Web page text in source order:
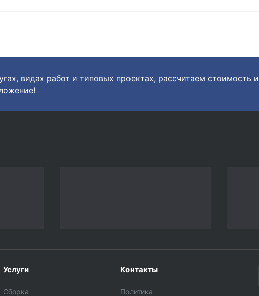
видах работ и типовых проектах, рассчитаем стоимость и
Услуги
Сборка
Контакты
Политика